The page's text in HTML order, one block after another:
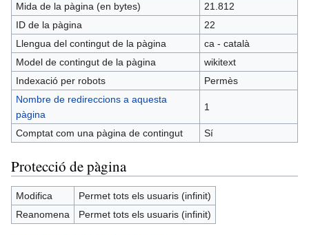
Mida de la pàgina (en bytes)
21.812
ID de la pàgina
22
Llengua del contingut de la pàgina
ca - català
Model de contingut de la pàgina
wikitext
Indexació per robots
Permès
Nombre de redireccions a aquesta
pàgina
1
Comptat com una pàgina de contingut Sí
Protecció de pàgina
Modifica
Permet tots els usuaris (infinit)
Reanomena
Permet tots els usuaris (infinit)